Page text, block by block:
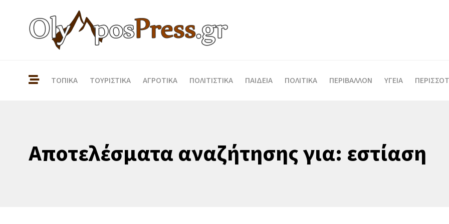
ΤΟΠΙΚΑ ΤΟΥΡΙΣΤΙΚΑ ΑΓΡΟΤΙΚΑ ΠΟΛΙΤΙΣΤΙΚΑ ΠΑΙΔΕΙΑ ΠΟΛΙΤΙΚΑ ΠΕΡΙΒΑΛΛΟΝ ΥΓΕΙΑ
Αποτελέσματα αναζήτησης για: εστίαση